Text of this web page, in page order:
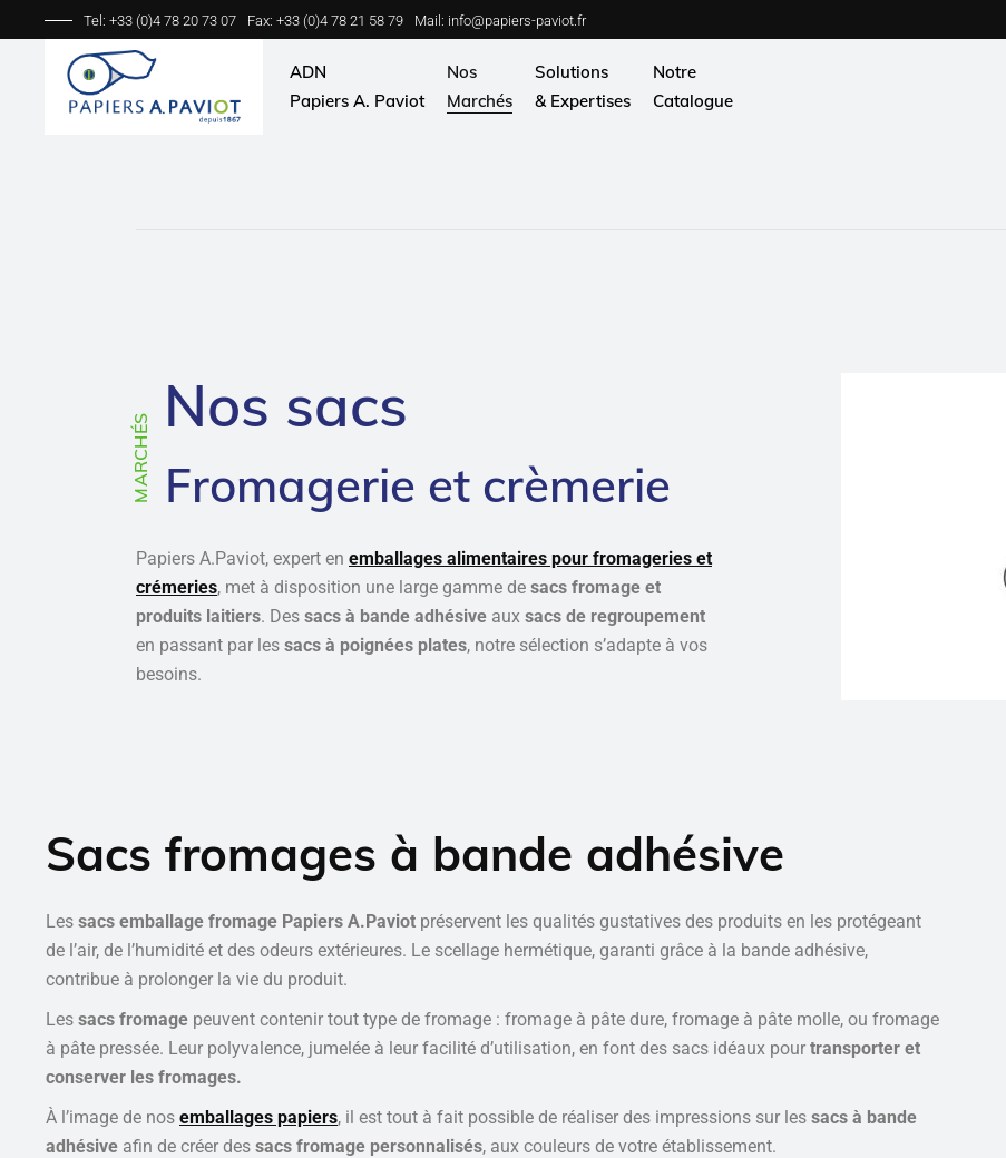
Tel: +33 (0)4 78 20 73 07 Fax: +33 (0)4 78 21 58 79 Mail: info@papiers-paviot.fr
ADN
Papiers A. Paviot
Nos
Marchés
Solutions
& Expertises
Notre
Catalogue
Nos sacs
MARCHÉS Fromagerie et crèmerie
Papiers A.Paviot, expert en emballages alimentaires pour fromageries et
crémeries, met à disposition une large gamme de sacs fromage et
produits laitiers. Des sacs à bande adhésive aux sacs de regroupement
en passant par les sacs à poignées plates, notre sélection s’adapte à vos
besoins.
Sacs fromages à bande adhésive
Les sacs emballage fromage Papiers A.Paviot préservent les qualités gustatives des produits en les protégeant
de l’air, de l’humidité et des odeurs extérieures. Le scellage hermétique, garanti grâce à la bande adhésive,
contribue à prolonger la vie du produit.
Les sacs fromage peuvent contenir tout type de fromage : fromage à pâte dure, fromage à pâte molle, ou fromage
à pâte pressée. Leur polyvalence, jumelée à leur facilité d’utilisation, en font des sacs idéaux pour transporter et
conserver les fromages.
À l’image de nos emballages papiers, il est tout à fait possible de réaliser des impressions sur les sacs à bande
adhésive afin de créer des sacs fromage personnalisés, aux couleurs de votre établissement.